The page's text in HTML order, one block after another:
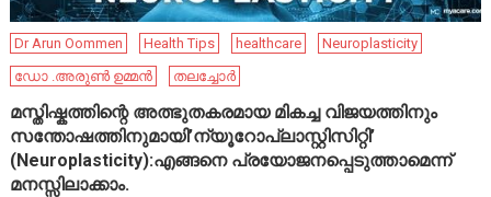
Dr Arun Oommen Health Tips healthcare
Neuroplasticity
ഡോ .അരുൺ ഉമ്മൻ
തലച്ചോർ
മസ്തിഷ്കത്തിന്റെ അത്ഭുതകരമായ മികച്ച വിജയത്തിനും
സന്തോഷത്തിനുമായി’ന്യൂറോപ്ലാസ്റ്റിസിറ്റി’
(Neuroplasticity):എങ്ങനെ പ്രയോജനപ്പെടുത്താമെന്ന്
മനസ്സിലാക്കാം.